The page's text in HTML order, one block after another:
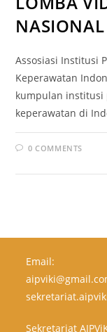
Assosiasi Institusi
Keperawatan
kumpulan institusi
keperawatan di
0 COMMENTS
Email:
Sekretariat